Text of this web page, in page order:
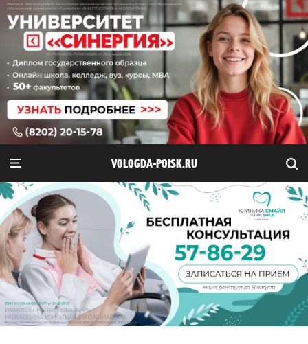
VOLOGDA-POISK.RU